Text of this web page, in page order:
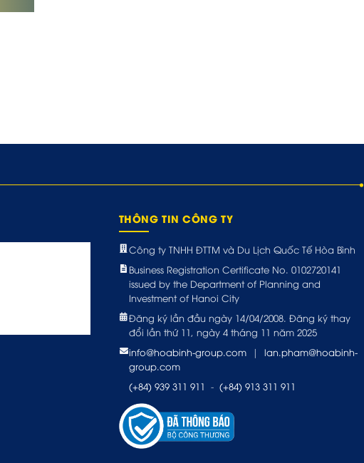
THÔNG TIN CÔNG TY
Công ty TNHH ĐTTM và Du Lịch Quốc Tế Hòa Bình
Business Registration Certificate No. 0102720141
issued by the Department of Planning and
Investment of Hanoi City
Đăng ký lần đầu ngày 14/04/2008. Đăng ký thay
đổi lần thứ 11, ngày 4 tháng 11 năm 2025
info@hoabinh-group.com
|
lan.pham@hoabinh-
group.com
(+84) 939 311 911 - (+84) 913 311 911